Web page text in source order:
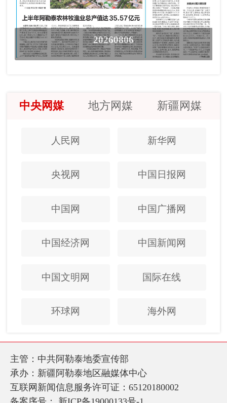
20260806
中央网媒 地方网媒 新疆网媒
人民网 新华网
央视网 中国日报网
中国网 中国广播网
中国经济网 中国新闻网
中国文明网 国际在线
环球网 海外网
主管：中共阿勒泰地委宣传部
承办：新疆阿勒泰地区融媒体中心
互联网新闻信息服务许可证：65120180002